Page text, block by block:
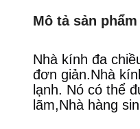
Mô tả sản phẩm
Nhà kính đa
đơn giản.Nhà
lạnh. Nó có thể
lãm,Nhà hàng